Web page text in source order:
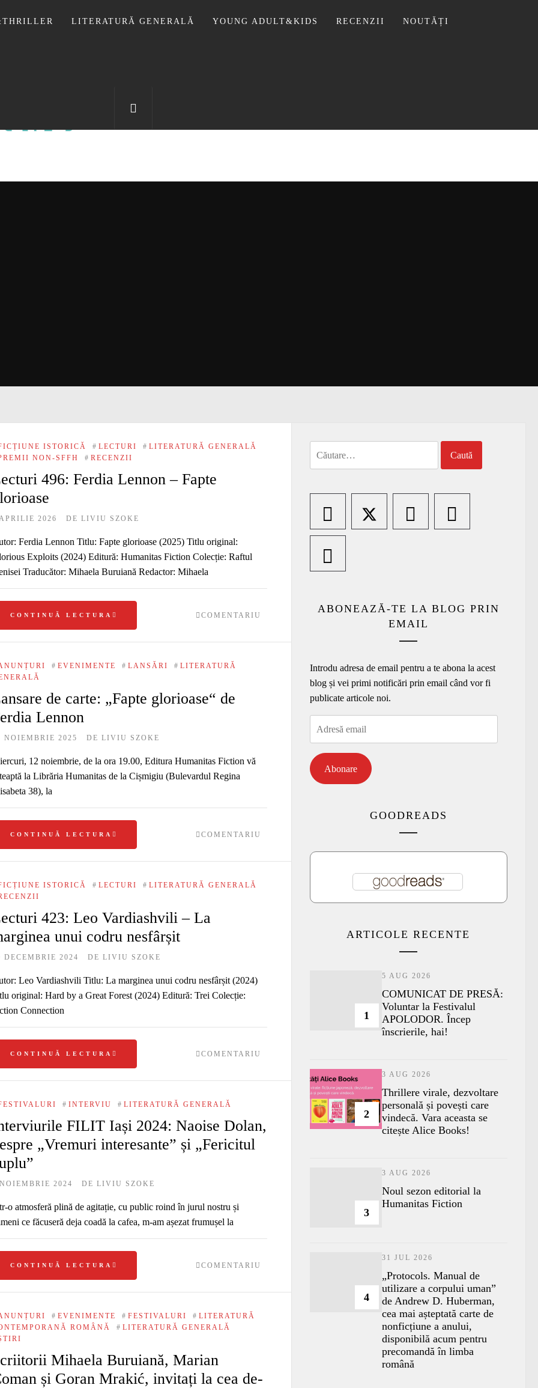
LITERATURĂ GENERALĂ YOUNG ADULT&KIDS RECENZII NOUTĂȚI
LUI LIVIU
ISTORICĂ # LECTURI # LITERATURĂ GENERALĂ
NON-SFFH # RECENZII
496: Ferdia Lennon – Fapte
2026 DE LIVIU SZOKE
Ferdia Lennon Titlu: Fapte glorioase (2025) Titlu original:
Exploits (2024) Editură: Humanitas Fiction Colecție: Raftul
Traducător: Mihaela Buruiană Redactor: Mihaela
CONTINUĂ LECTURA COMENTARIU
# EVENIMENTE # LANSĂRI # LITERATURĂ
de carte: „Fapte glorioase“ de
Lennon
NOIEMBRIE 2025 DE LIVIU SZOKE
12 noiembrie, de la ora 19.00, Editura Humanitas Fiction vă
la Librăria Humanitas de la Cișmigiu (Bulevardul Regina
38), la
CONTINUĂ LECTURA COMENTARIU
ISTORICĂ # LECTURI # LITERATURĂ GENERALĂ
423: Leo Vardiashvili – La
unui codru nesfârșit
DECEMBRIE 2024 DE LIVIU SZOKE
Leo Vardiashvili Titlu: La marginea unui codru nesfârșit (2024)
original: Hard by a Great Forest (2024) Editură: Trei Colecție:
Connection
CONTINUĂ LECTURA COMENTARIU
# INTERVIU # LITERATURĂ GENERALĂ
FILIT Iași 2024: Naoise Dolan,
„Vremuri interesante” și „Fericitul
2024 DE LIVIU SZOKE
o atmosferă plină de agitație, cu public roind în jurul nostru și
ce făcuseră deja coadă la cafea, m-am așezat frumușel la
CONTINUĂ LECTURA COMENTARIU
# EVENIMENTE # FESTIVALURI # LITERATURĂ
ROMÂNĂ
# LITERATURĂ GENERALĂ
Mihaela Buruiană, Marian
și Goran Mrakić, invitați la cea de-
ABONEAZĂ-TE LA BLOG PRIN
EMAIL
Introdu adresa de email pentru a te abona la acest
blog și vei primi notificări prin email când vor fi
publicate articole noi.
Abonare
GOODREADS
ARTICOLE RECENTE
1
5 AUG 2026
COMUNICAT DE PRESĂ:
Voluntar la Festivalul
APOLODOR. Încep
înscrierile, hai!
2
3 AUG 2026
Thrillere virale, dezvoltare
personală și povești care
vindecă. Vara aceasta se
citește Alice Books!
3
3 AUG 2026
​Noul sezon editorial la
Humanitas Fiction
4
31 JUL 2026
„Protocols. Manual de
utilizare a corpului uman”
de Andrew D. Huberman,
cea mai așteptată carte de
nonficțiune a anului,
disponibilă acum pentru
precomandă în limba
română